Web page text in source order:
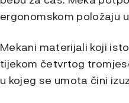
ergonomskom položaju
Mekani materijali koji
tijekom četvrtog
u kojeg se umota čini